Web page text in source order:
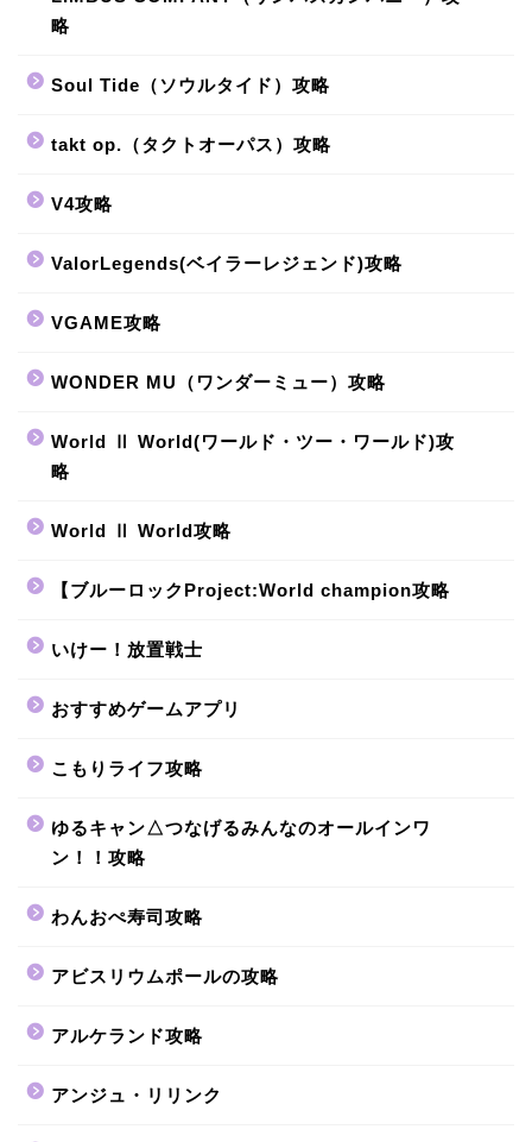
略
Soul Tide（ソウルタイド）攻略
takt op.（タクトオーパス）攻略
V4攻略
ValorLegends(ベイラーレジェンド)攻略
VGAME攻略
WONDER MU（ワンダーミュー）攻略
World Ⅱ World(ワールド・ツー・ワールド)攻
略
World Ⅱ World攻略
【ブルーロックProject:World champion攻略
いけー！放置戦士
おすすめゲームアプリ
こもりライフ攻略
ゆるキャン△つなげるみんなのオールインワ
ン！！攻略
わんおぺ寿司攻略
アビスリウムポールの攻略
アルケランド攻略
アンジュ・リリンク